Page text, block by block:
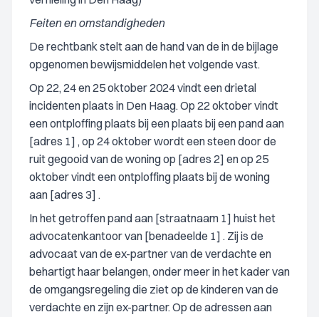
Feiten en omstandigheden
De rechtbank stelt aan de hand van de in de bijlage
opgenomen bewijsmiddelen het volgende vast.
Op 22, 24 en 25 oktober 2024 vindt een drietal
incidenten plaats in Den Haag. Op 22 oktober vindt
een ontploffing plaats bij een plaats bij een pand aan
[adres 1] , op 24 oktober wordt een steen door de
ruit gegooid van de woning op [adres 2] en op 25
oktober vindt een ontploffing plaats bij de woning
aan [adres 3] .
In het getroffen pand aan [straatnaam 1] huist het
advocatenkantoor van [benadeelde 1] . Zij is de
advocaat van de ex-partner van de verdachte en
behartigt haar belangen, onder meer in het kader van
de omgangsregeling die ziet op de kinderen van de
verdachte en zijn ex-partner. Op de adressen aan